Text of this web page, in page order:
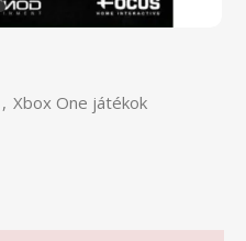
, Xbox One játékok